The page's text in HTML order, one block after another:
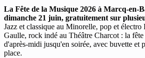
La Fête de la Musique 2026 à Marcq-en-
dimanche 21 juin, gratuitement sur
Jazz et classique au Minorelle, pop et électro
Gaulle, rock indé au Théâtre Charcot : la
d'après-midi jusqu'en soirée, avec buvette et
place.